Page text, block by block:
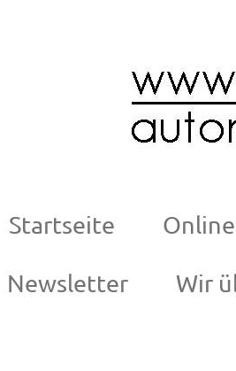
Startseite
Newsletter
Wir